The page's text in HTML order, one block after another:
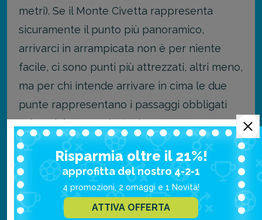
metri). Se il Monte Civetta rappresenta
sicuramente il punto più panoramico,
arrivarci in arrampicata non è per niente
facile, ci sono punti più attrezzati, altri meno,
ma per chi intende arrivare in cima le due
punte rappresentano i passaggi obbligati
prima del traguardo finale.
Dichiarato patrimonio
dell’Umanità dall’UNESCO
Alto 3218 metri, il Monte Civetta sorge nel
Risparmia oltre il 21%!
approfitta del nostro 4-2-1
4 promozioni, 2 omaggi e 1 Novità!
ATTIVA OFFERTA